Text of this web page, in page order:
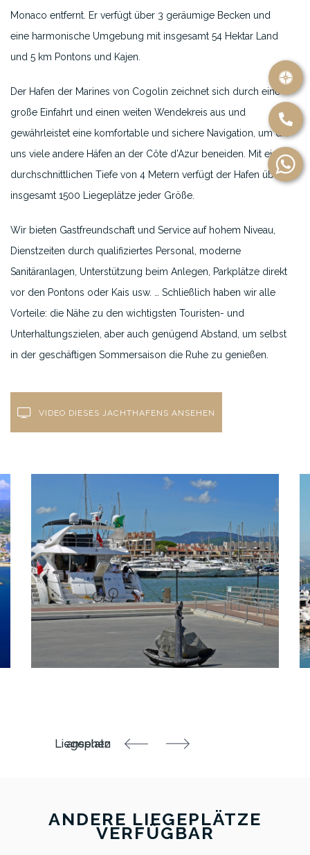
Monaco entfernt. Er verfügt über 3 geräumige Becken und
eine harmonische Umgebung mit insgesamt 54 Hektar Land
und 5 km Pontons und Kajen.
Der Hafen der Marines von Cogolin zeichnet sich durch eine
große Einfahrt und einen weiten Wendekreis aus und
gewährleistet eine komfortable und sichere Navigation, um die
uns viele andere Häfen an der Côte d’Azur beneiden. Mit einer
durchschnittlichen Tiefe von 4 Metern verfügt der Hafen über
insgesamt 1500 Liegeplätze jeder Größe.
Wir bieten Gastfreundschaft und Service auf hohem Niveau,
Dienstzeiten durch qualifiziertes Personal, moderne
Sanitäranlagen, Unterstützung beim Anlegen, Parkplätze direkt
vor den Pontons oder Kais usw. … Schließlich haben wir alle
Vorteile: die Nähe zu den wichtigsten Touristen- und
Unterhaltungszielen, aber auch genügend Abstand, um selbst
in der geschäftigen Sommersaison die Ruhe zu genießen.
VIDEO DIESES JACHTHAFENS ANSEHEN
ANDERE LIEGEPLÄTZE
VERFÜGBAR